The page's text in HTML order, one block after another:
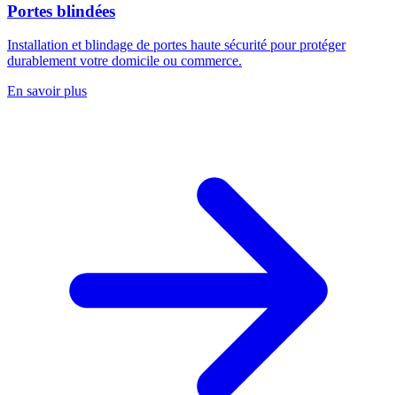
Portes blindées
Installation et blindage de portes haute sécurité pour protéger
durablement votre domicile ou commerce.
En savoir plus